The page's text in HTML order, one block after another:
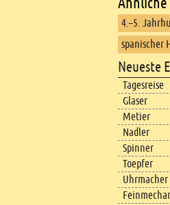
4.–5.
spanischer
Footer
Neueste
Tagesreise
Glaser
Metier
Nadler
Spinner
Toepfer
Uhrmacher